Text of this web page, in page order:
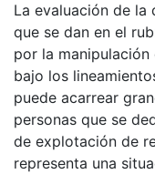
La evaluación de la
que se dan en el
por la
bajo los
puede acarrear
personas que se
de explotación de
representa una